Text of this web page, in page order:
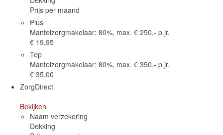
Prijs per maand
Plus
Mantelzorgmakelaar: 80%, max. € 250,- p.jr.
€ 19,95
Top
Mantelzorgmakelaar: 80%, max. € 350,- p.jr.
€ 35,00
ZorgDirect
Bekijken
Naam verzekering
Dekking